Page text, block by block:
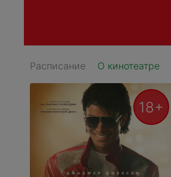
Расписание
О кинотеатре
18+